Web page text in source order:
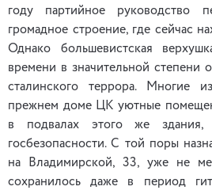
году партийное руководство
громадное строение, где сейчас
Однако большевистская
времени в значительной степени
сталинского террора. Многие
прежнем доме ЦК уютные
в подвалах этого же здания,
госбезопасности. С той поры
на Владимирской, 33, уже не
сохранилось даже в период